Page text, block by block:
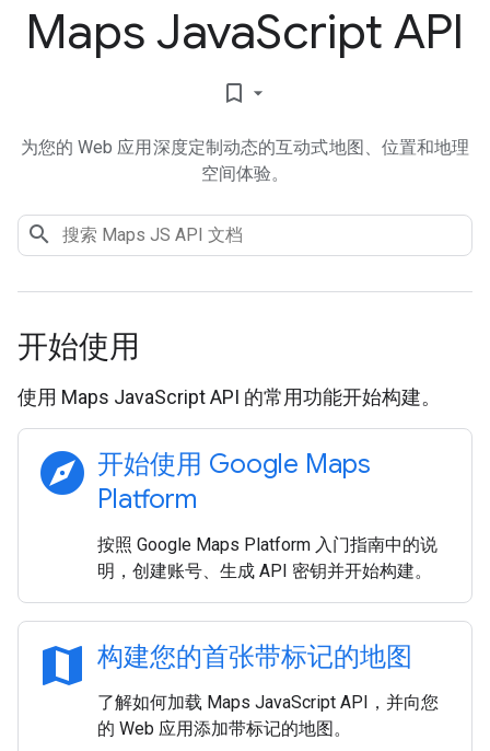
Maps JavaScript API
bookmark_border
为您的 Web 应用深度定制动态的互动式地图、位置和地理
空间体验。
开始使用
使用 Maps JavaScript API 的常用功能开始构建。
explore 开始使用 Google Maps
Platform
按照 Google Maps Platform 入门指南中的说
明，创建账号、生成 API 密钥并开始构建。
map 构建您的首张带标记的地图
了解如何加载 Maps JavaScript API，并向您
的 Web 应用添加带标记的地图。